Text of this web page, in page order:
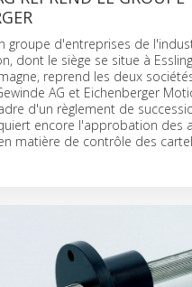
groupe d'entreprises de
dont le siège se situe à
reprend les deux
AG et Eichenberger
d'un règlement de
encore l'approbation des
matière de contrôle des